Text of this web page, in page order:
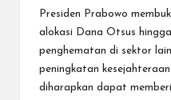
Presiden Prabowo
alokasi Dana Otsus
penghematan di sektor
peningkatan
diharapkan dapat